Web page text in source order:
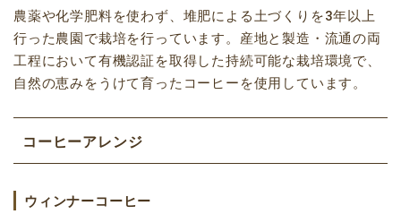
農薬や化学肥料を使わず、堆肥による土づくりを3年以上
行った農園で栽培を行っています。産地と製造・流通の両
工程において有機認証を取得した持続可能な栽培環境で、
自然の恵みをうけて育ったコーヒーを使用しています。
コーヒーアレンジ
ウィンナーコーヒー